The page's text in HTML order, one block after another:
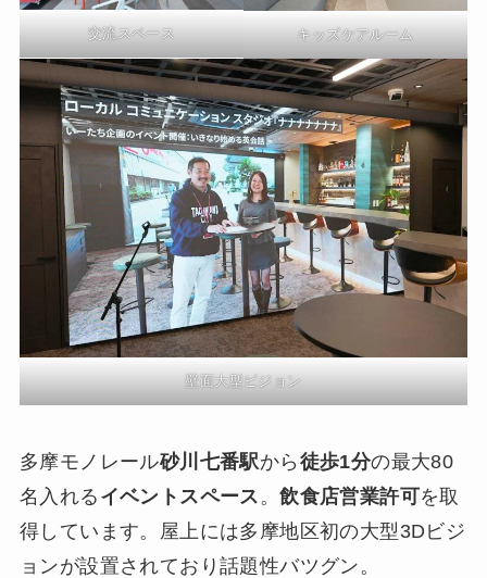
交流スペース キッズケアルーム
壁面大型ビジョン
多摩モノレール砂川七番駅から 徒歩1分の最大80
名入れる イベントスペース 。飲食店営業許可を取
得しています。屋上には多摩地区初の大型3Dビジ
ョンが設置されており話題性バツグン。